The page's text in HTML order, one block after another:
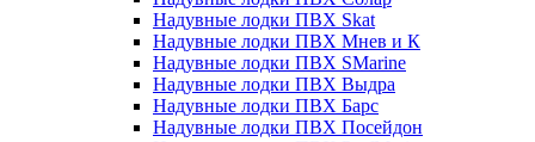
Надувные лодки ПВХ Skat
Надувные лодки ПВХ Мнев и К
Надувные лодки ПВХ SMarine
Надувные лодки ПВХ Выдра
Надувные лодки ПВХ Барс
Надувные лодки ПВХ Посейдон